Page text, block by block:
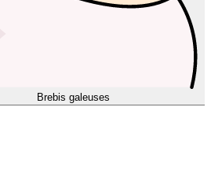
Brebis galeuses